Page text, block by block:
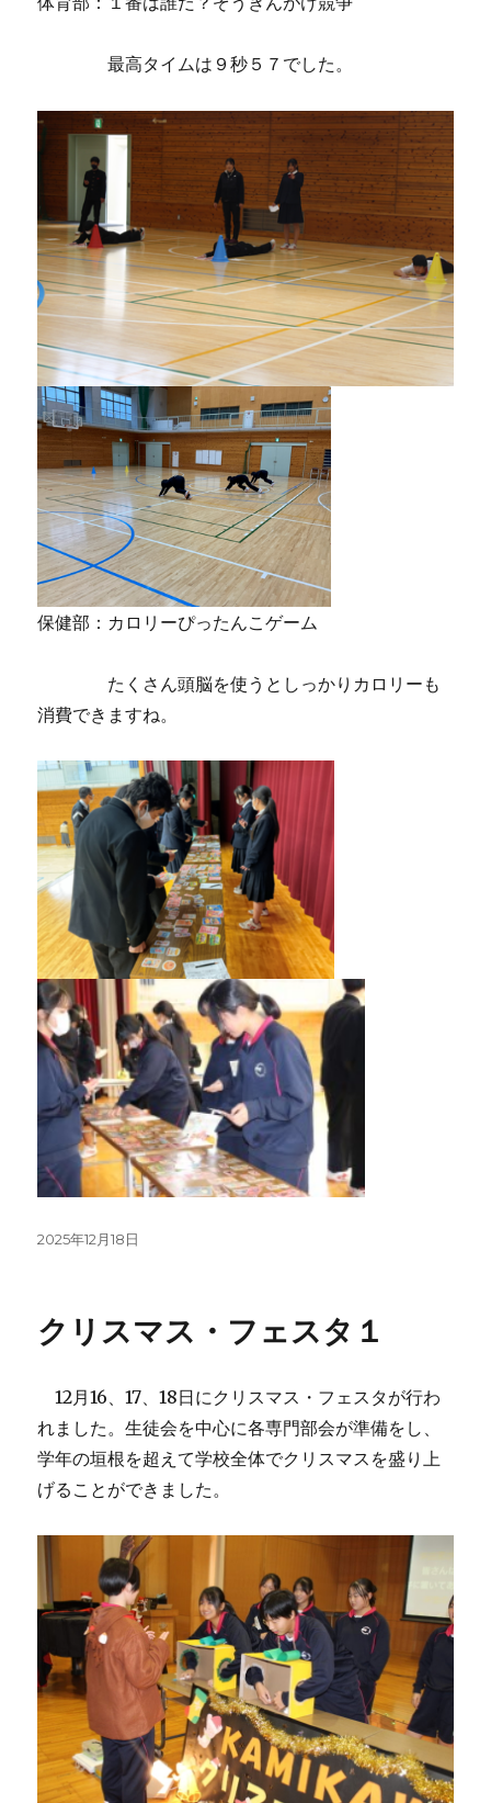
最高タイムは９秒５７でした。
保健部：カロリーぴったんこゲーム
たくさん頭脳を使うとしっかりカロリーも
消費できますね。
投
2025年12月18日
クリスマス・フェスタ１
12月16、17、18日にクリスマス・フェスタが行わ
れました。生徒会を中心に各専門部会が準備をし、
学年の垣根を超えて学校全体でクリスマスを盛り上
げることができました。